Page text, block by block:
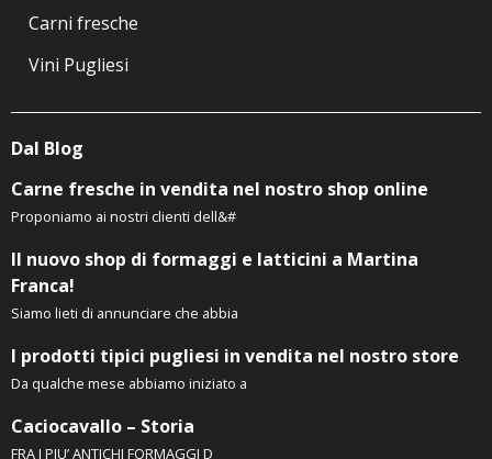
Carni fresche
Vini Pugliesi
Dal Blog
Carne fresche in vendita nel nostro shop online
Proponiamo ai nostri clienti dell&#
Il nuovo shop di formaggi e latticini a Martina
Franca!
Siamo lieti di annunciare che abbia
I prodotti tipici pugliesi in vendita nel nostro store
Da qualche mese abbiamo iniziato a
Caciocavallo – Storia
FRA I PIU’ ANTICHI FORMAGGI D